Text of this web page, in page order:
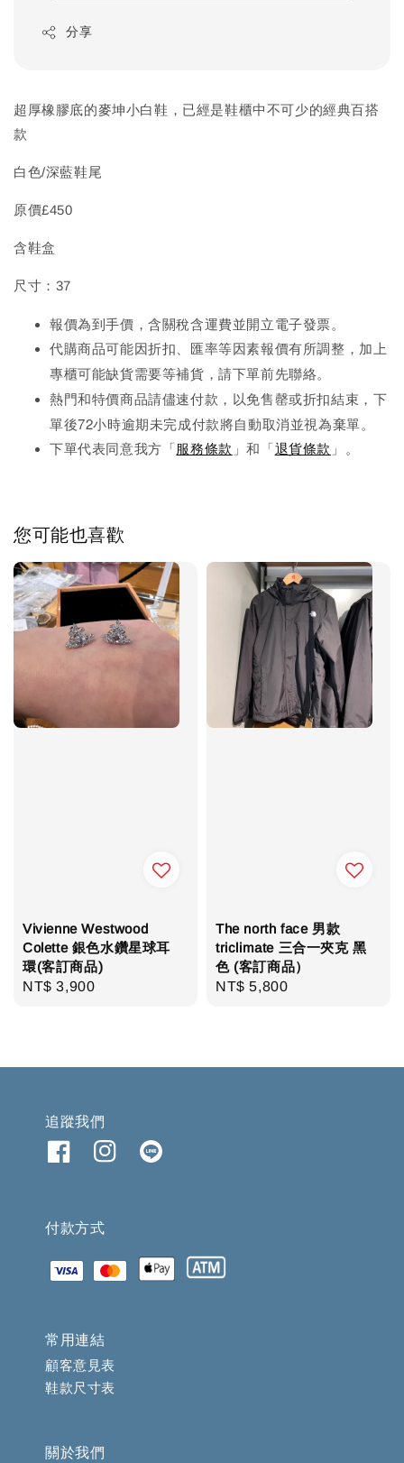
分享
超厚橡膠底的麥坤小白鞋，已經是鞋櫃中不可少的經典百搭
款
白色/深藍鞋尾
原價£450
含鞋盒
尺寸：37
報價為到手價，含關稅含運費並開立電子發票。
代購商品可能因折扣、匯率等因素報價有所調整，加上
專櫃可能缺貨需要等補貨，請下單前先聯絡。
熱門和特價商品請儘速付款，以免售罄或折扣結束，下
單後72小時逾期未完成付款將自動取消並視為棄單。
下單代表同意我方「服務條款 」和「退貨條款 」。
您可能也喜歡
Vivienne Westwood
Colette 銀色水鑽星球耳
環(客訂商品)
Regular
NT$ 3,900
The north face 男款
triclimate 三合一夾克 黑
色 (客訂商品）
Regular
NT$ 5,800
追蹤我們
付款方式
常用連結
顧客意見表
鞋款尺寸表
關於我們